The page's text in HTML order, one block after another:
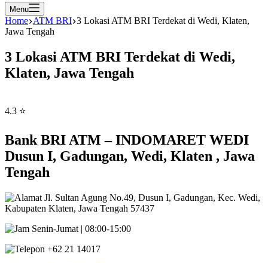
Menu
Home ATM BRI 3 Lokasi ATM BRI Terdekat di Wedi, Klaten,
Jawa Tengah
3 Lokasi ATM BRI Terdekat di Wedi,
Klaten, Jawa Tengah
4.3 ⭐
Bank BRI ATM – INDOMARET WEDI
Dusun I, Gadungan, Wedi, Klaten , Jawa
Tengah
Jl. Sultan Agung No.49, Dusun I, Gadungan, Kec. Wedi,
Kabupaten Klaten, Jawa Tengah 57437
Senin-Jumat | 08:00-15:00
+62 21 14017